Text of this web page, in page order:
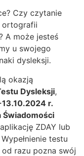
Czy czytanie
ortografii
A może jesteś
u swojego
dysleksji.
okazją
Dysleksji,
r.
Świadomości
ZDAY lub
testu
od razu pozna swój